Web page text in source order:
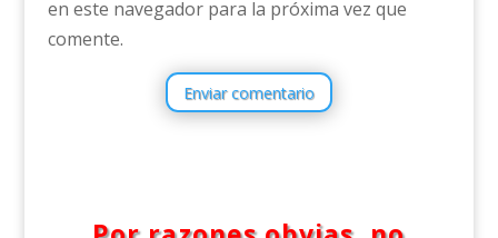
en este navegador para la próxima vez que
comente.
Enviar comentario